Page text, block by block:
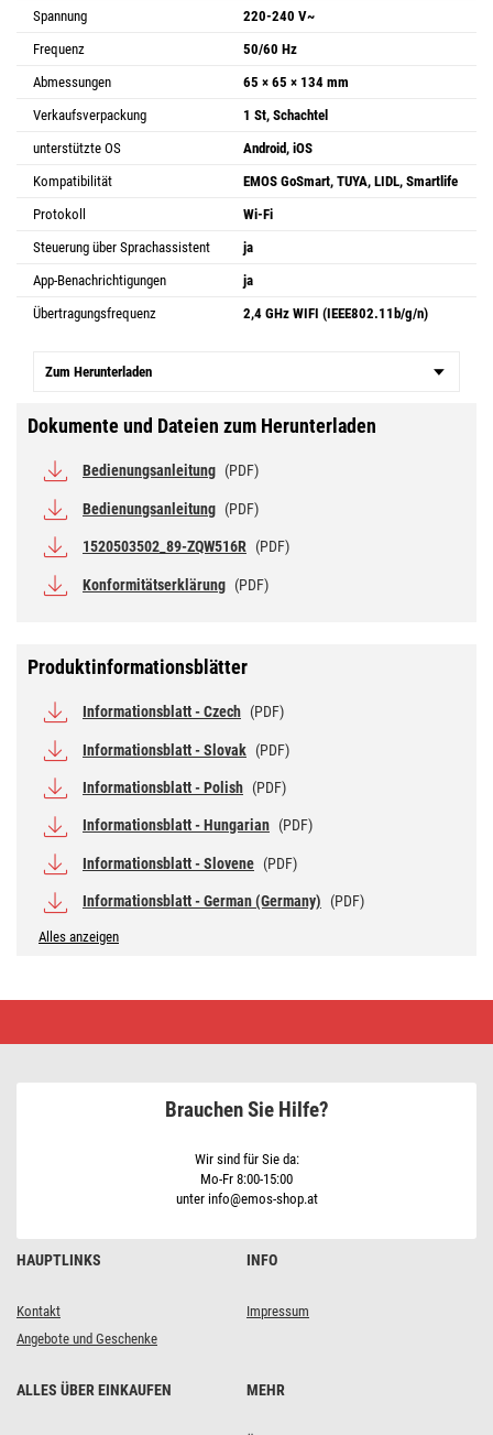
Spannung
220-240 V~
Frequenz
50/60 Hz
Abmessungen
65 × 65 × 134 mm
Verkaufsverpackung
1 St, Schachtel
unterstützte OS
Android, iOS
Kompatibilität
EMOS GoSmart, TUYA, LIDL, Smartlife
Protokoll
Wi-Fi
Steuerung über Sprachassistent
ja
App-Benachrichtigungen
ja
Übertragungsfrequenz
2,4 GHz WIFI (IEEE802.11b/g/n)
Zum Herunterladen
Dokumente und Dateien zum Herunterladen
Bedienungsanleitung (PDF)
Bedienungsanleitung (PDF)
1520503502_89-ZQW516R (PDF)
Konformitätserklärung (PDF)
Produktinformationsblätter
Informationsblatt - Czech (PDF)
Informationsblatt - Slovak (PDF)
Informationsblatt - Polish (PDF)
Informationsblatt - Hungarian (PDF)
Informationsblatt - Slovene (PDF)
Informationsblatt - German (Germany) (PDF)
Alles anzeigen
RGB
dimmbar
WiFi
HAUPTLINKS
Kontakt
Angebote und Geschenke
INFO
Impressum
ALLES ÜBER EINKAUFEN MEHR
Brauchen Sie Hilfe?
Wir sind für Sie da:
Mo-Fr 8:00-15:00
unter info@emos-shop.at